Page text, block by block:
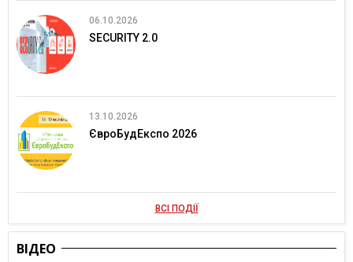
06.10.2026
SECURITY 2.0
13.10.2026
ЄвроБудЕкспо 2026
ВСІ ПОДІЇ
ВІДЕО